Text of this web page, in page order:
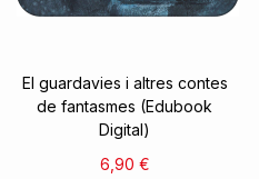
El guardavies i altres contes
de fantasmes (Edubook
Digital)
6,90 €